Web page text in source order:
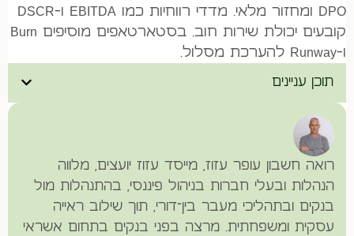
תוכן עניינים
DPO ומחזור מלאי. מדדי רווחיות כמו EBITDA ו-DSCR
קובעים יכולת שירות חוב. בסטארטאפים מוסיפים Burn
ו-Runway להערכת מסלול.
רואה חשבון עופר עזוז, מייסד עזוז יועצים, מלווה
הנהלות ובעלי חברות בניהול פיננסי, בהתנהלות מול
בנקים ובתהליכי מעבר בין־דורי, תוך שילוב ראייה
עסקית ומשפחתית. מרצה בפני בנקים בתחום אשראי